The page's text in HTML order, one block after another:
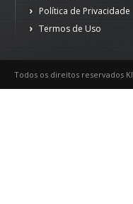
Política de Privacidade
Termos de Uso
Todos os direitos reservados